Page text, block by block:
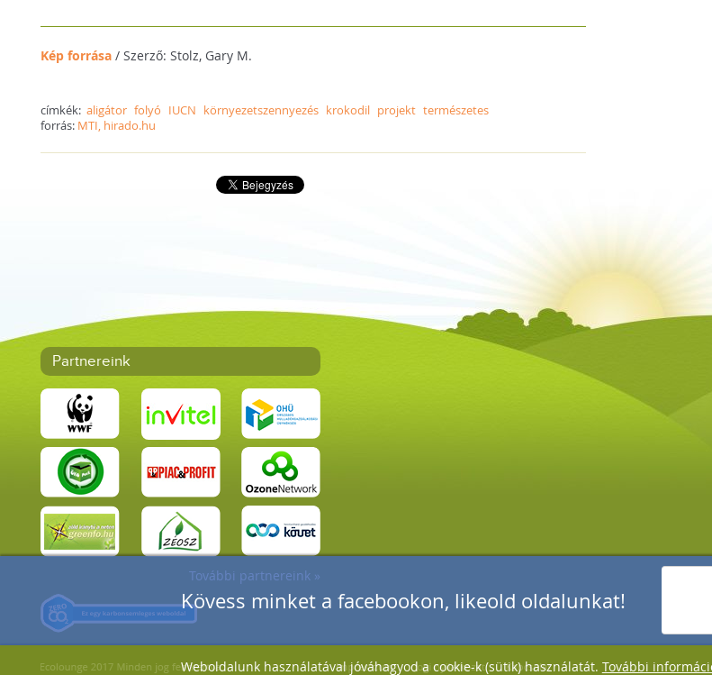
Kövess minket a facebookon, likeold oldalunkat!
Weboldalunk használatával jóváhagyod a cookie-k (sütik) használatát. További
Kép forrása / Szerző: Stolz, Gary M.
címkék:aligátor folyó IUCN környezetszennyezés krokodil projekt természetes
forrás: MTI, hirado.hu
Partnereink
További partnereink »